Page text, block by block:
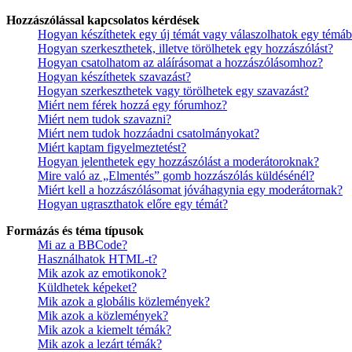
Hozzászólással kapcsolatos kérdések
Hogyan készíthetek egy új témát vagy válaszolhatok egy
Hogyan szerkeszthetek, illetve törölhetek egy hozzászólást?
Hogyan csatolhatom az aláírásomat a hozzászólásomhoz?
Hogyan készíthetek szavazást?
Hogyan szerkeszthetek vagy törölhetek egy szavazást?
Miért nem férek hozzá egy fórumhoz?
Miért nem tudok szavazni?
Miért nem tudok hozzáadni csatolmányokat?
Miért kaptam figyelmeztetést?
Hogyan jelenthetek egy hozzászólást a moderátoroknak?
Mire való az „Elmentés” gomb hozzászólás küldésénél?
Miért kell a hozzászólásomat jóváhagynia egy moderátornak?
Hogyan ugraszthatok előre egy témát?
Formázás és téma típusok
Mi az a BBCode?
Használhatok HTML-t?
Mik azok az emotikonok?
Küldhetek képeket?
Mik azok a globális közlemények?
Mik azok a közlemények?
Mik azok a kiemelt témák?
Mik azok a lezárt témák?